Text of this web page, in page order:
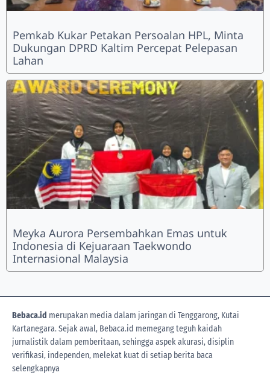
Pemkab Kukar Petakan Persoalan HPL, Minta
Dukungan DPRD Kaltim Percepat Pelepasan
Lahan
Meyka Aurora Persembahkan Emas untuk
Indonesia di Kejuaraan Taekwondo
Internasional Malaysia
Bebaca.id merupakan media dalam jaringan di Tenggarong, Kutai
Kartanegara. Sejak awal, Bebaca.id memegang teguh kaidah
jurnalistik dalam pemberitaan, sehingga aspek akurasi, disiplin
verifikasi, independen, melekat kuat di setiap berita baca
selengkapnya